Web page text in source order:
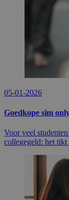
05-01-2026
Goedkope sim
Voor veel
collegegeld: het tikt